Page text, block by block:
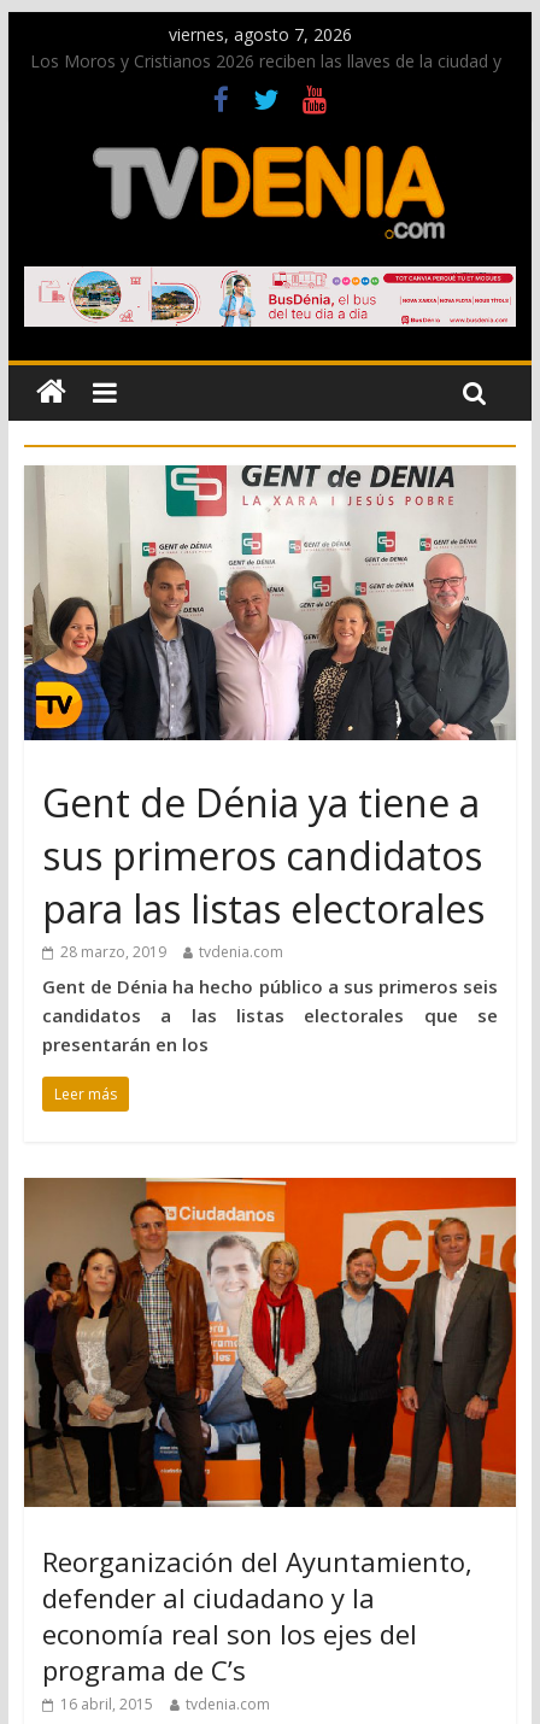
viernes, agosto 7, 2026
Los Moros y Cristianos 2026 reciben las llaves de la ciudad y
dan inicio a las fiestas en Dénia
El bando moro protagonista en la Segunda Entraeta Festera
Paco Adsuar dona al Arxiu de Dénia más de 50.000 imágenes
de la memoria visual de la ciudad
La Entraeta Festera llena de ambiente la calle Marqués de
Campo con la recepción a la Capitanía Cristiana
El XII Festival de Jazz de Dénia reunirá durante agosto a
figuras nacionales e internacionales en los Jardins de
Torrecremada
Gent de Dénia ya tiene a
sus primeros candidatos
para las listas electorales
28 marzo, 2019 tvdenia.com
Gent de Dénia ha hecho público a sus primeros seis
candidatos a las listas electorales que se
presentarán en los
Leer más
Reorganización del Ayuntamiento,
defender al ciudadano y la
economía real son los ejes del
programa de C’s
16 abril, 2015 tvdenia.com